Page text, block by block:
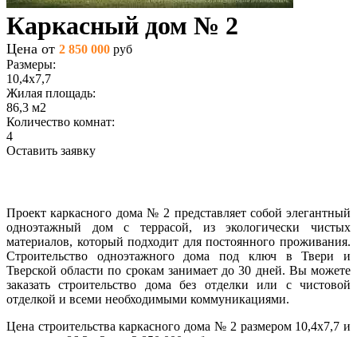
Каркасный дом № 2
Цена от 2 850 000 руб
Размеры:
10,4х7,7
Жилая площадь:
86,3 м2
Количество комнат:
4
Оставить заявку
Проект каркасного дома № 2 представляет собой элегантный
одноэтажный дом с террасой, из экологически чистых
материалов, который подходит для постоянного проживания.
Строительство одноэтажного дома под ключ в Твери и
Тверской области по срокам занимает до 30 дней. Вы можете
заказать строительство дома без отделки или с чистовой
отделкой и всеми необходимыми коммуникациями.
Цена строительства каркасного дома № 2 размером 10,4х7,7 и